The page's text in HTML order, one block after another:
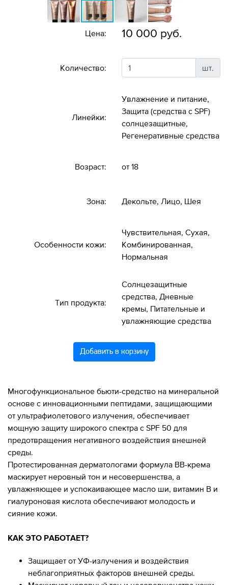
Цена: 10 000 руб.
Количество: шт.
Линейки:
Увлажнение и питание,
Защита (средства с SPF)
солнцезащитные,
Регенеративные средства
Возраст: от 18
Зона: Декольте, Лицо, Шея
Особенности кожи:
Чувствительная, Сухая,
Комбинированная,
Нормальная
Тип продукта:
Солнцезащитные
средства, Дневные
кремы, Питательные и
увлажняющие средства
Добавить в корзину
Многофункциональное бьюти-средство на минеральной
основе с инновационными пептидами, защищающими
от ультрафиолетового излучения, обеспечивает
мощную защиту широкого спектра с SPF 50 для
предотвращения негативного воздействия внешней
среды.
Протестированная дерматологами формула BB-крема
маскирует неровный тон и несовершенства, а
увлажняющее и успокаивающее масло ши, витамин В и
гиалуроновая кислота обеспечивают молодость и
сияние кожи.
КАК ЭТО РАБОТАЕТ?
Защищает от УФ-излучения и воздействия
неблагоприятных факторов внешней среды.